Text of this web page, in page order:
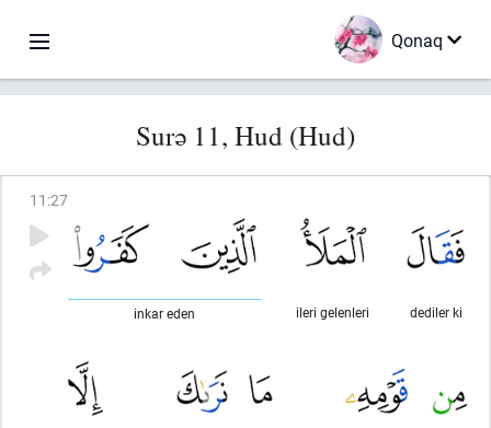
Qonaq
Surə 11, Hud (Hud)
11 :27
dediler ki
ileri gelenleri
inkar eden